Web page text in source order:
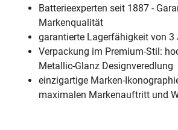
Batterieexperten seit 1887 -
Markenqualität
garantierte Lagerfähigkeit von 3
Verpackung im Premium-Stil:
Metallic-Glanz Designveredlung
einzigartige Marken-
maximalen Markenauftritt und